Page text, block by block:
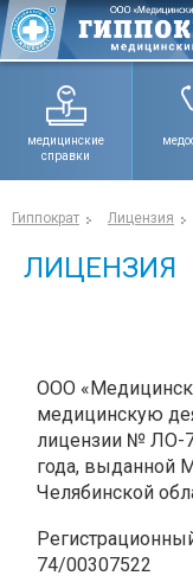
медицинские
справки
Гиппократ Лицензия
ЛИЦЕНЗИЯ
OOO
медицинскую
лицензии № ЛО-
года, выданной
Челябинской
74/00307522